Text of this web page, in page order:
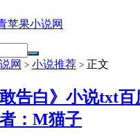
苹果小说网
网 > 小说推荐 > 正文
告白》小说txt百
：M猫子